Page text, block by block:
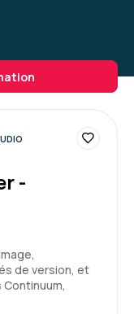
j'aurais pu
1, montage et
Le 29/04/2026
-
de version, et